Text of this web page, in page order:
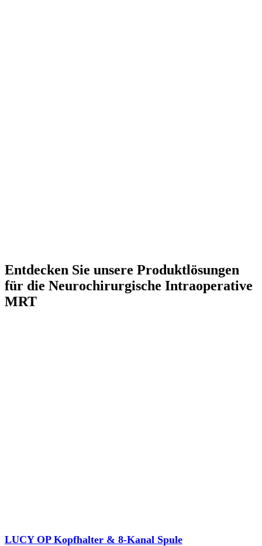
Entdecken Sie unsere Produktlösungen
für die Neurochirurgische Intraoperative
MRT
LUCY OP Kopfhalter & 8-Kanal Spule